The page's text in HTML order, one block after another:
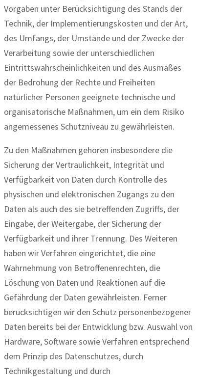
Vorgaben unter Berücksichtigung des Stands der
Technik, der Implementierungskosten und der Art,
des Umfangs, der Umstände und der Zwecke der
Verarbeitung sowie der unterschiedlichen
Eintrittswahrscheinlichkeiten und des Ausmaßes
der Bedrohung der Rechte und Freiheiten
natürlicher Personen geeignete technische und
organisatorische Maßnahmen, um ein dem Risiko
angemessenes Schutzniveau zu gewährleisten.
Zu den Maßnahmen gehören insbesondere die
Sicherung der Vertraulichkeit, Integrität und
Verfügbarkeit von Daten durch Kontrolle des
physischen und elektronischen Zugangs zu den
Daten als auch des sie betreffenden Zugriffs, der
Eingabe, der Weitergabe, der Sicherung der
Verfügbarkeit und ihrer Trennung. Des Weiteren
haben wir Verfahren eingerichtet, die eine
Wahrnehmung von Betroffenenrechten, die
Löschung von Daten und Reaktionen auf die
Gefährdung der Daten gewährleisten. Ferner
berücksichtigen wir den Schutz personenbezogener
Daten bereits bei der Entwicklung bzw. Auswahl von
Hardware, Software sowie Verfahren entsprechend
dem Prinzip des Datenschutzes, durch
Technikgestaltung und durch